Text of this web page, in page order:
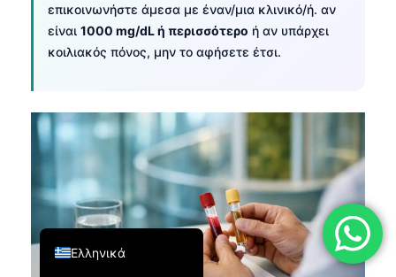
επικοινωνήστε άμεσα με έναν/μια κλινικό/ή. αν
είναι 1000 mg/dL ή περισσότερο ή αν υπάρχει
κοιλιακός πόνος, μην το αφήσετε έτσι.
Ελληνικά
English
Deutsch
Français
Español
Português